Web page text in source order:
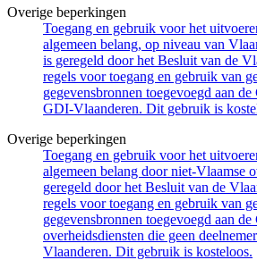
Overige beperkingen
Toegang en gebruik voor het
algemeen belang, op niveau van
is geregeld door het Besluit van de
regels voor toegang en gebruik van
gegevensbronnen toegevoegd aan
GDI-Vlaanderen. Dit gebruik is
Overige beperkingen
Toegang en gebruik voor het
algemeen belang door niet-Vlaamse
geregeld door het Besluit van de
regels voor toegang en gebruik van
gegevensbronnen toegevoegd aan
overheidsdiensten die geen
Vlaanderen. Dit gebruik is kosteloos.